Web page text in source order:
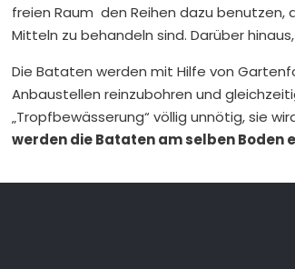
freien Raum den Reihen dazu benutzen,
Mitteln zu behandeln sind. Darüber
Die Bataten werden mit Hilfe von
Anbaustellen reinzubohren und
„Tropfbewässerung“ völlig unnötig, sie
werden die Bataten am selben